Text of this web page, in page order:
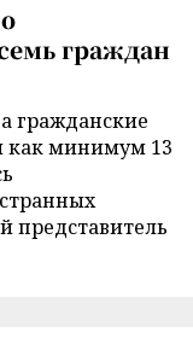
граждан
гражданские
как минимум 13
представитель